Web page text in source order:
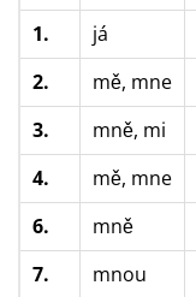
1.
já
2.
mě, mne
3.
mně, mi
4.
mě, mne
6.
mně
7.
mnou